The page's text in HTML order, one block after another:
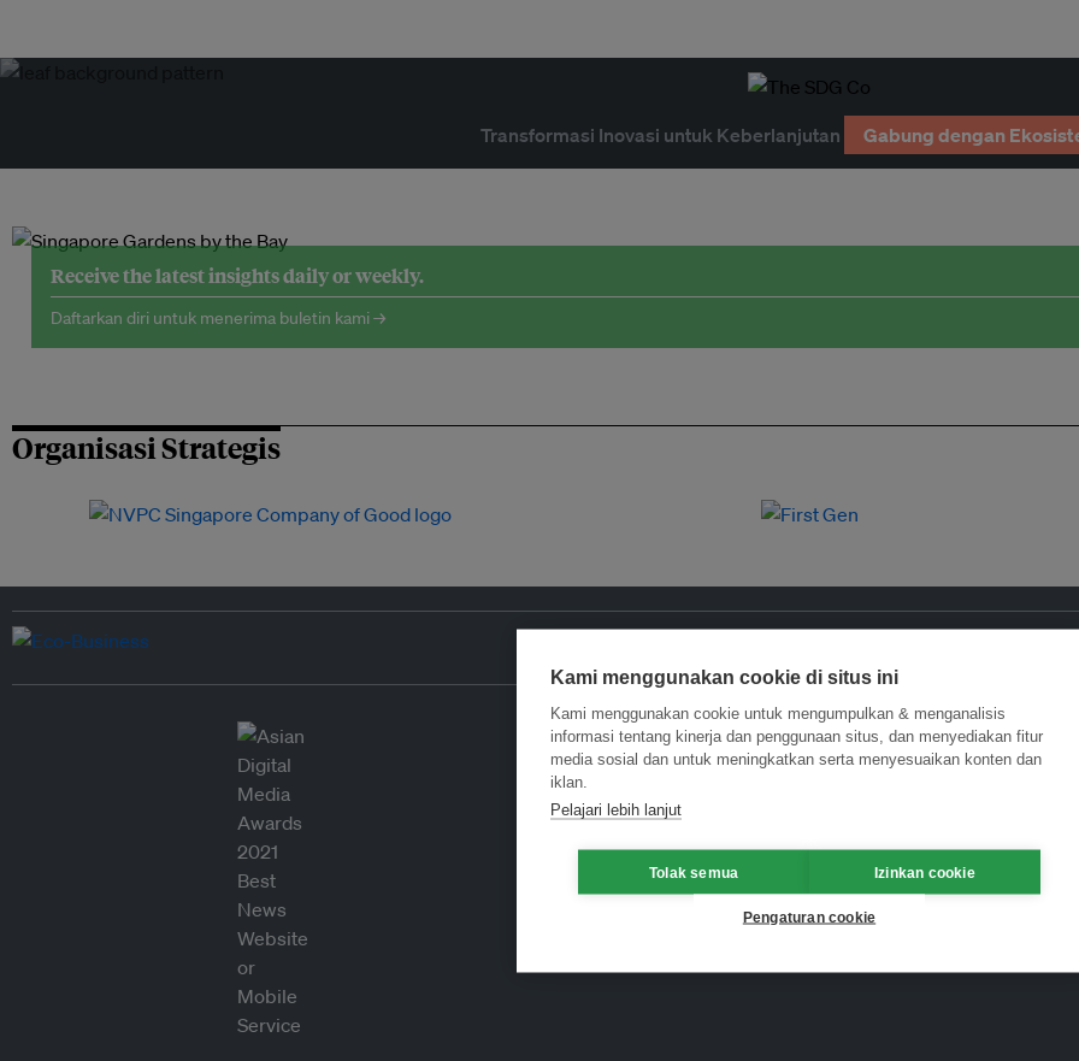
Transformasi Inovasi untuk Keberlanjutan Gabung dengan
Receive the latest insights daily or weekly.
Daftarkan diri untuk menerima buletin kami →
Organisasi Strategis
Kami menggunakan cookie di situs ini
Kami menggunakan cookie untuk mengumpulkan & menganalisis
informasi tentang kinerja dan penggunaan situs, dan menyediakan fitur
media sosial dan untuk meningkatkan serta menyesuaikan konten dan
iklan.
Pelajari lebih lanjut
Tolak semua Izinkan cookie
Pengaturan cookie